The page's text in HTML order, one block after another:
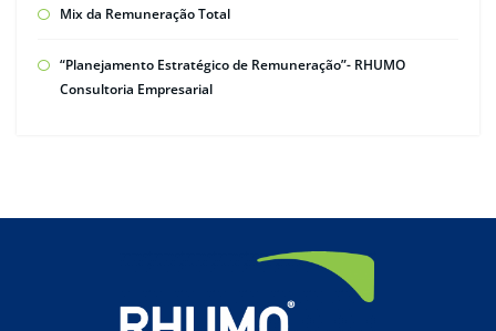
Mix da Remuneração Total
“Planejamento Estratégico de Remuneração”- RHUMO
Consultoria Empresarial